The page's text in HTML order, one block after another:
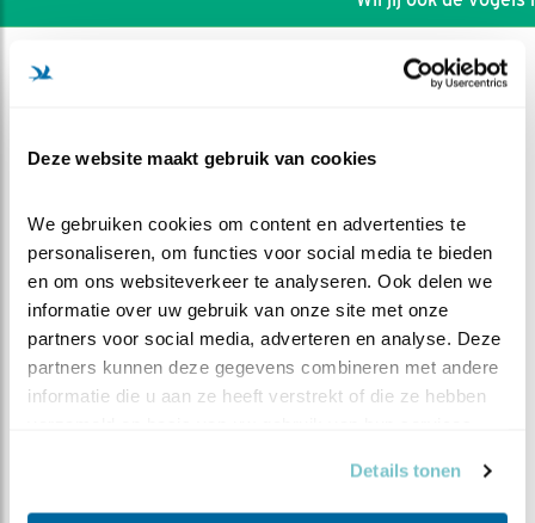
Deze website maakt gebruik van cookies
We gebruiken cookies om content en advertenties te
personaliseren, om functies voor social media te bieden
en om ons websiteverkeer te analyseren. Ook delen we
informatie over uw gebruik van onze site met onze
partners voor social media, adverteren en analyse. Deze
partners kunnen deze gegevens combineren met andere
informatie die u aan ze heeft verstrekt of die ze hebben
Details tonen
DEEL DIT FILMPJE
Avondeten op het terras